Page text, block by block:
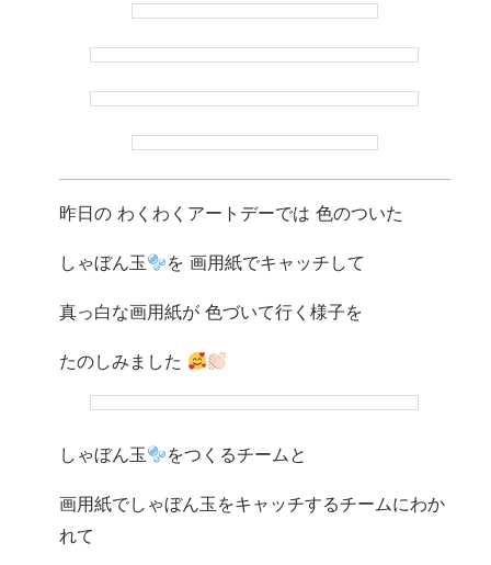
昨日の わくわくアートデーでは 色のついた
しゃぼん玉 を 画用紙でキャッチして
真っ白な画用紙が 色づいて行く様子を
たのしみました
しゃぼん玉 をつくるチームと
画用紙でしゃぼん玉をキャッチするチームにわか
れて